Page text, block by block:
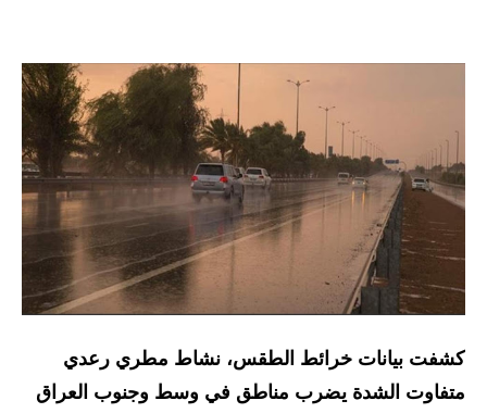
الرواتب
القروض والسلف
المنح المالية
قطع الاراضي
اخبار العراق
الاخبار الامنية
كشفت بيانات خرائط الطقس، نشاط مطري رعدي
متفاوت الشدة يضرب مناطق في وسط وجنوب العراق